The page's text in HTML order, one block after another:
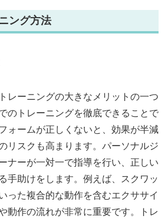
ング方法
レーニングの大きなメリットの一つ
のトレーニングを徹底できることで
ォームが正しくないと、効果が半減
リスクも高まります。パーソナルジ
ナーが一対一で指導を行い、正しい
手助けをします。例えば、スクワッ
った複合的な動作を含むエクササイ
動作の流れが非常に重要です。トレ